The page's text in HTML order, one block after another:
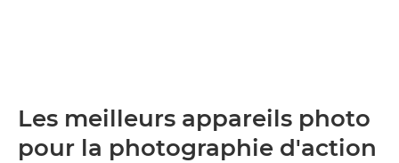
Les meilleurs appareils photo
pour la photographie d'action